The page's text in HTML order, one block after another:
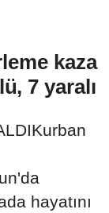
kaza
7 yaralı
hayatını